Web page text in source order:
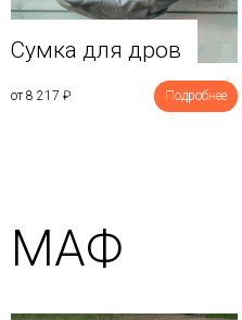
Сумка для дров
от 8 217 ₽ Подробнее
МАФ